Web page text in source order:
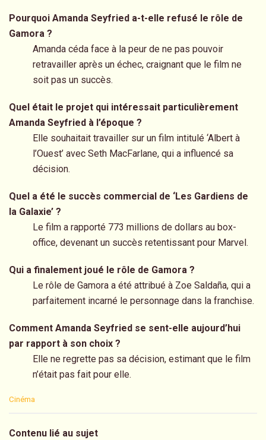
Pourquoi Amanda Seyfried a-t-elle refusé le rôle de
Gamora ?
Amanda céda face à la peur de ne pas pouvoir
retravailler après un échec, craignant que le film ne
soit pas un succès.
Quel était le projet qui intéressait particulièrement
Amanda Seyfried à l’époque ?
Elle souhaitait travailler sur un film intitulé ‘Albert à
l’Ouest’ avec Seth MacFarlane, qui a influencé sa
décision.
Quel a été le succès commercial de ‘Les Gardiens de
la Galaxie’ ?
Le film a rapporté 773 millions de dollars au box-
office, devenant un succès retentissant pour Marvel.
Qui a finalement joué le rôle de Gamora ?
Le rôle de Gamora a été attribué à Zoe Saldaña, qui a
parfaitement incarné le personnage dans la franchise.
Comment Amanda Seyfried se sent-elle aujourd’hui
par rapport à son choix ?
Elle ne regrette pas sa décision, estimant que le film
n’était pas fait pour elle.
C
e
Cinéma
Contenu lié au sujet